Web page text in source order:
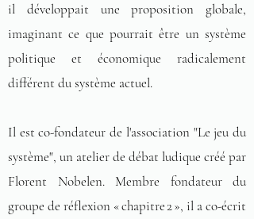
il développait une proposition globale,
imaginant ce que pourrait être un système
politique et économique radicalement
différent du système actuel.
Il est co-fondateur de l'association "Le jeu du
système", un atelier de débat ludique créé par
Florent Nobelen. Membre fondateur du
groupe de réflexion « chapitre 2 », il a co-écrit